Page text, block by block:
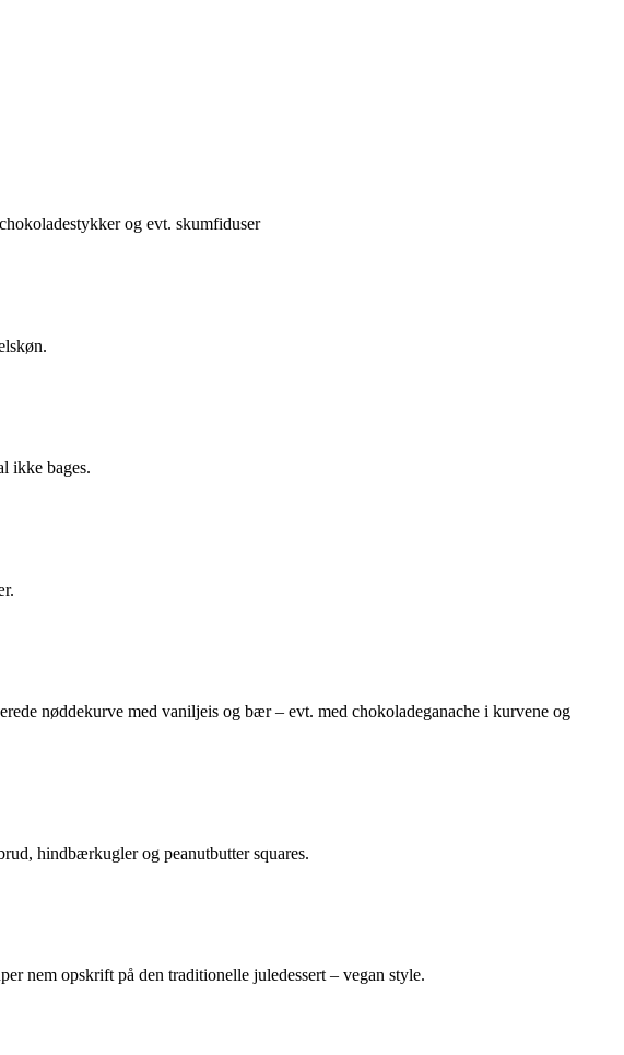
og evt. skumfiduser
ikke bages.
nøddekurve med vaniljeis og bær – evt. med chokoladeganache i kurvene og
hindbærkugler og peanutbutter squares.
nem opskrift på den traditionelle juledessert – vegan style.